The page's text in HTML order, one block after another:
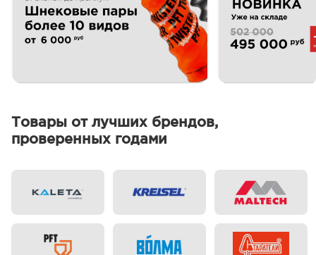
Товары от лучших брендов,
проверенных годами